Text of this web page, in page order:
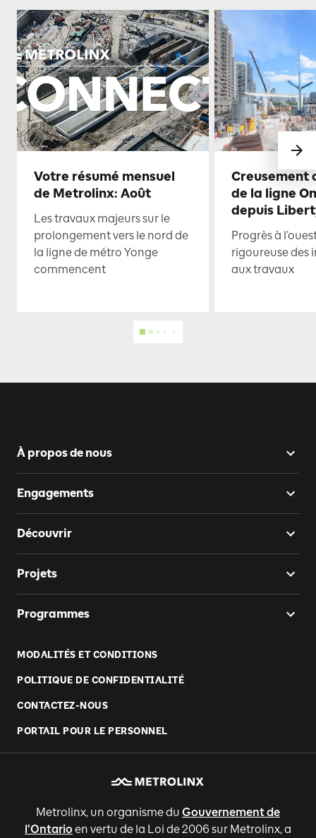
Votre résumé mensuel
de Metrolinx: Août
Les travaux majeurs sur le
prolongement vers le nord de
la ligne de métro Yonge
commencent
Creusement
de la ligne
depuis
Progrès à
rigoureuse des
aux travaux
À propos de nous
Engagements
Découvrir
Projets
Programmes
MODALITÉS ET CONDITIONS
POLITIQUE DE CONFIDENTIALITÉ
CONTACTEZ-NOUS
PORTAIL POUR LE PERSONNEL
Metrolinx, un organisme du Gouvernement de
l'Ontario en vertu de la Loi de 2006 sur Metrolinx, a